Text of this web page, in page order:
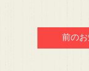
前の